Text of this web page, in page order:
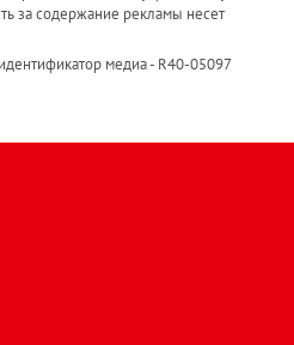
за содержание рекламы несет
медиа - R40-05097